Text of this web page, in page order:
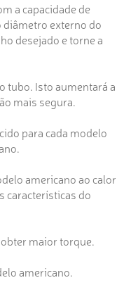
a capacidade de
diâmetro externo do
desejado e torne a
tubo. Isto aumentará a
mais segura.
para cada modelo
americano ao calor
características do
maior torque.
americano.